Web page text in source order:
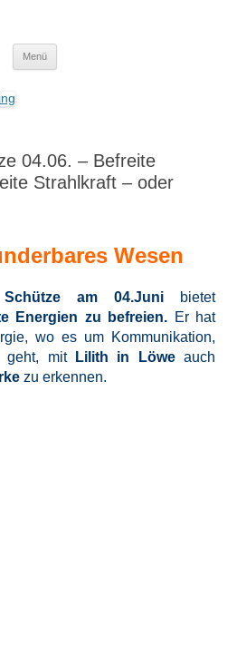
Menü
04.06. – Befreite
Strahlkraft – oder
Wesen
am 04.Junibietet
Energien zu befreien. Er hat
wo es um Kommunikation,
geht, mit
Lilith in Löweauch
zu erkennen.